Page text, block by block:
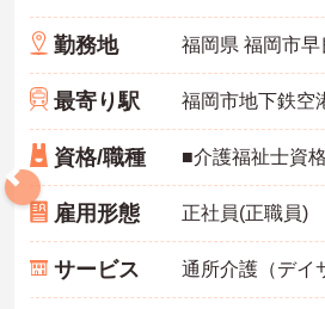
勤務地
最寄り駅
資格/職種
雇用形態 正社員(正職員)
サービス 通所介護（デイ